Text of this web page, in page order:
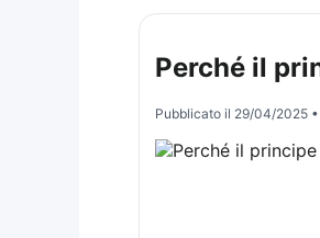
Perché il
Pubblicato il 29/04/2025•